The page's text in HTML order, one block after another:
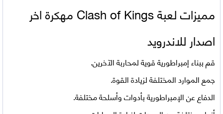
مميزات لعبة
Clash of Kings مهكرة اخر
اصدار للاندرويد
قم ببناء إمبراطورية قوية لمحاربة الآخرين.
جمع الموارد المختلفة لزيادة القوة.
الدفاع عن الإمبراطورية بأدوات وأسلحة مختلفة.